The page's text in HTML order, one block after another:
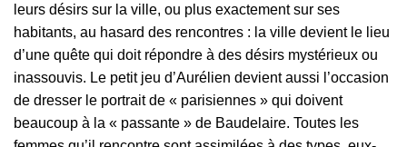
leurs désirs sur la ville, ou plus exactement sur ses
habitants, au hasard des rencontres : la ville devient le lieu
d’une quête qui doit répondre à des désirs mystérieux ou
inassouvis. Le petit jeu d’Aurélien devient aussi l’occasion
de dresser le portrait de « parisiennes » qui doivent
beaucoup à la « passante » de Baudelaire. Toutes les